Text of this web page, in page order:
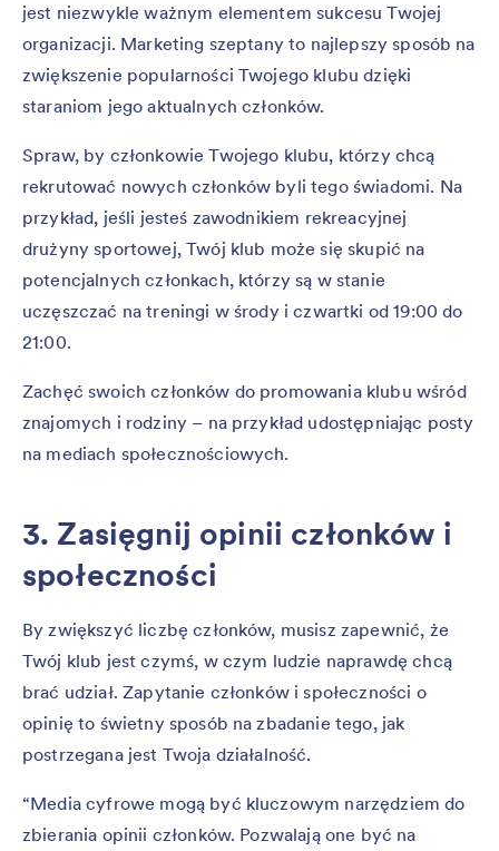
jest niezwykle ważnym elementem sukcesu Twojej
organizacji. Marketing szeptany to najlepszy sposób na
zwiększenie popularności Twojego klubu dzięki
staraniom jego aktualnych członków.
Spraw, by członkowie Twojego klubu, którzy chcą
rekrutować nowych członków byli tego świadomi. Na
przykład, jeśli jesteś zawodnikiem rekreacyjnej
drużyny sportowej, Twój klub może się skupić na
potencjalnych członkach, którzy są w stanie
uczęszczać na treningi w środy i czwartki od 19:00 do
21:00.
Zachęć swoich członków do promowania klubu wśród
znajomych i rodziny – na przykład udostępniając posty
na mediach społecznościowych.
3. Zasięgnij opinii członków i
społeczności
By zwiększyć liczbę członków, musisz zapewnić, że
Twój klub jest czymś, w czym ludzie naprawdę chcą
brać udział. Zapytanie członków i społeczności o
opinię to świetny sposób na zbadanie tego, jak
postrzegana jest Twoja działalność.
“Media cyfrowe mogą być kluczowym narzędziem do
zbierania opinii członków. Pozwalają one być na